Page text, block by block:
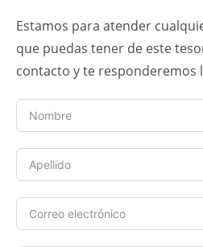
Estamos para atender
que puedas tener de este
contacto y te responderemos